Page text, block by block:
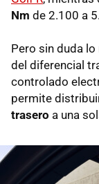
Nm de 2.100 a
Pero sin duda
del diferencial
controlado
permite
trasero a una